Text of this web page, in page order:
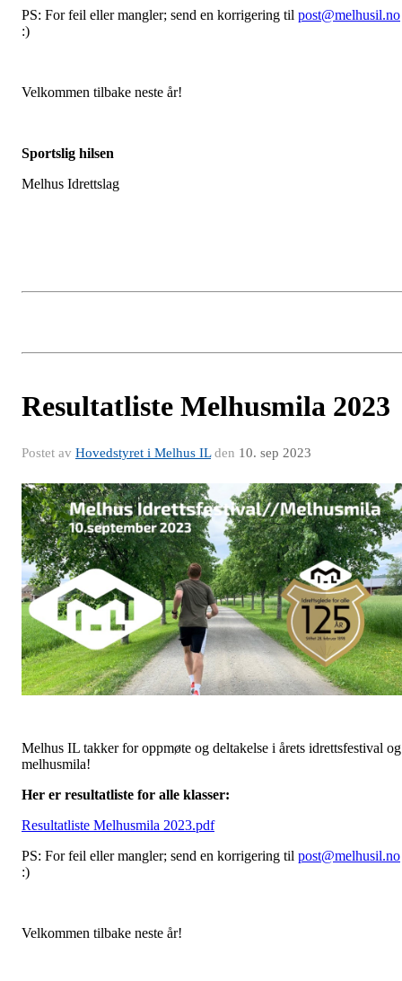
PS: For feil eller mangler; send en korrigering til post@melhusil.no
:)
Velkommen tilbake neste år!
Sportslig hilsen
Melhus Idrettslag
Resultatliste Melhusmila 2023
Postet av Hovedstyret i Melhus ILden 10. sep 2023
Melhus IL takker for oppmøte og deltakelse i årets idrettsfestival og
melhusmila!
Her er resultatliste for alle klasser:
Resultatliste Melhusmila 2023.pdf
PS: For feil eller mangler; send en korrigering til post@melhusil.no
:)
Velkommen tilbake neste år!